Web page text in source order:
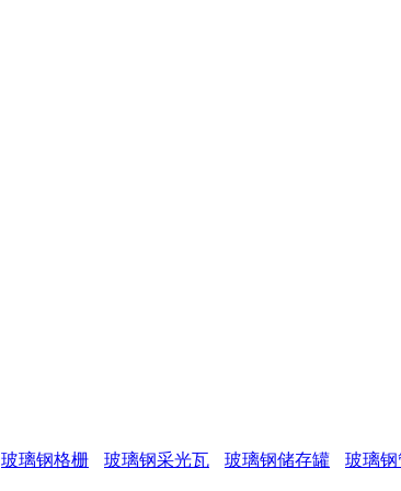
玻璃钢格栅 玻璃钢采光瓦 玻璃钢储存罐 玻璃钢